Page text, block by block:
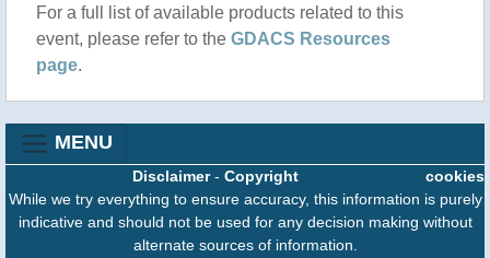
For a full list of available products related to this
event, please refer to the GDACS Resources
page.
MENU
cookies
Disclaimer- Copyright
While we try everything to ensure accuracy, this information is purely
indicative and should not be used for any decision making without
alternate sources of information.